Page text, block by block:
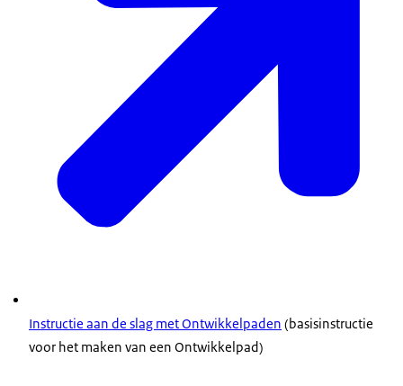
Instructie aan de slag met Ontwikkelpaden (basisinstructie
voor het maken van een Ontwikkelpad)